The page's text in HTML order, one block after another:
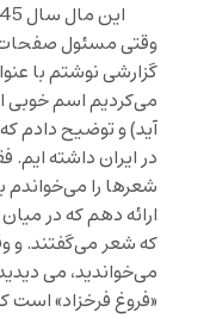
وقتی مسئول
گزارشی نوشتم با
می‌کردیم اسم خوبی
در ایران داشته
ارائه دهم که در
که شعر می‌گفتند. و
می‌خواندید، می
«فروغ فرخزاد»